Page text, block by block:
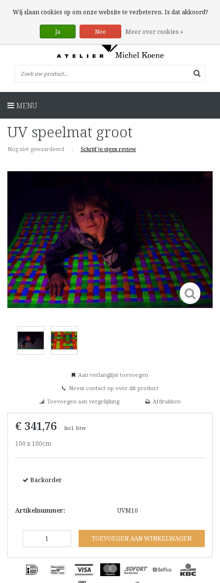
0 Artikelen
MENU
UV speelmat groot
Nog niet gewaardeerd | Schrijf je eigen review
Aan verlanglijst toevoegen
Neem contact op over dit product
Toevoegen aan vergelijking
Afdrukken
€ 341,76 Incl. btw
100 x 100cm
Backorder
Artikelnummer: UVM10
TOEVOEGEN AAN WINKELWAGEN
Wij slaan cookies op om onze website te verbeteren. Is dat akkoord?
Ja Nee Meer over cookies »